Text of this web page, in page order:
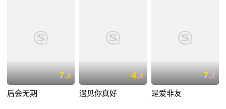
7.2
后会无期
4.5
遇见你真好
7.7
是爱非友